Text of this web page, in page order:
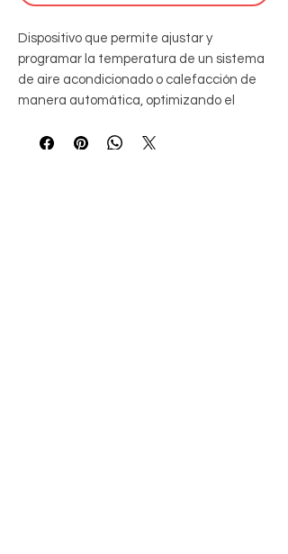
Dispositivo que permite ajustar y
programar la temperatura de un sistema
de aire acondicionado o calefacción de
manera automática, optimizando el
ambiente cómodo según las